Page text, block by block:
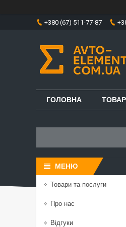
+380 (67) 511-77-87
ГОЛОВНА
Товари та послуги
Про нас
Відгуки